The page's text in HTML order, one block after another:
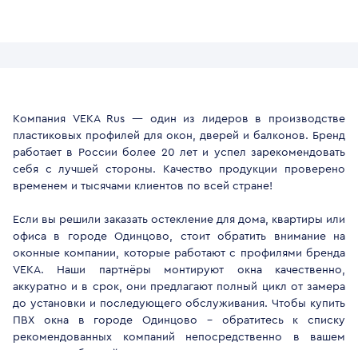
Компания VEKA Rus — один из лидеров в производстве
пластиковых профилей для окон, дверей и балконов. Бренд
работает в России более 20 лет и успел зарекомендовать
себя с лучшей стороны. Качество продукции проверено
временем и тысячами клиентов по всей стране!
Если вы решили заказать остекление для дома, квартиры или
офиса в городе Одинцово, стоит обратить внимание на
оконные компании, которые работают с профилями бренда
VEKA. Наши партнёры монтируют окна качественно,
аккуратно и в срок, они предлагают полный цикл от замера
до установки и последующего обслуживания. Чтобы купить
ПВХ окна в городе Одинцово - обратитесь к списку
рекомендованных компаний непосредственно в вашем